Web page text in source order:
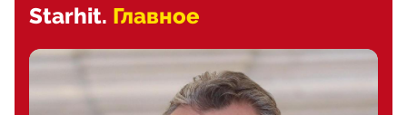
Starhit. Главное